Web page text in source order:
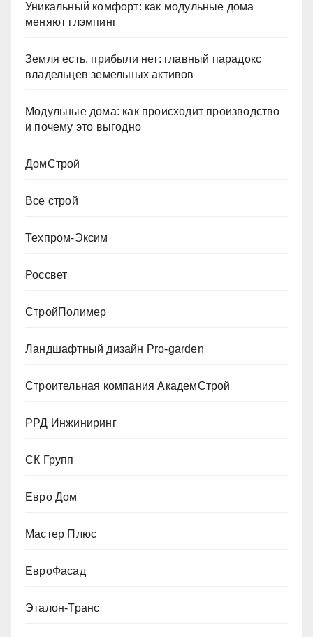
Уникальный комфорт: как модульные дома
меняют глэмпинг
Земля есть, прибыли нет: главный парадокс
владельцев земельных активов
Модульные дома: как происходит производство
и почему это выгодно
ДомСтрой
Все строй
Техпром-Эксим
Россвет
СтройПолимер
Ландшафтный дизайн Pro-garden
Строительная компания АкадемСтрой
РРД Инжиниринг
СК Групп
Евро Дом
Мастер Плюс
ЕвроФасад
Эталон-Транс